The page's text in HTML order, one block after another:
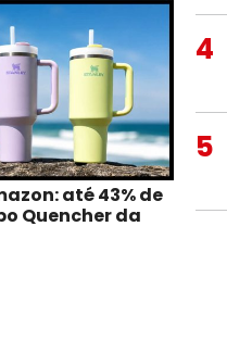
até 43% de
Quencher da
4
5